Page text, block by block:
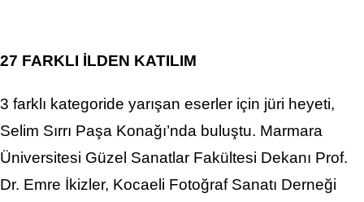
27 FARKLI İLDEN KATILIM
3 farklı kategoride yarışan eserler için jüri heyeti,
Selim Sırrı Paşa Konağı’nda buluştu. Marmara
Üniversitesi Güzel Sanatlar Fakültesi Dekanı Prof.
Dr. Emre İkizler, Kocaeli Fotoğraf Sanatı Derneği